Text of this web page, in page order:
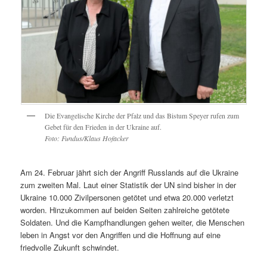
Die Evangelische Kirche der Pfalz und das Bistum Speyer rufen zum
Gebet für den Frieden in der Ukraine auf.
Foto: Fundus/Klaus Hofacker
Am 24. Februar jährt sich der Angriff Russlands auf die Ukraine
zum zweiten Mal. Laut einer Statistik der UN sind bisher in der
Ukraine 10.000 Zivilpersonen getötet und etwa 20.000 verletzt
worden. Hinzukommen auf beiden Seiten zahlreiche getötete
Soldaten. Und die Kampfhandlungen gehen weiter, die Menschen
leben in Angst vor den Angriffen und die Hoffnung auf eine
friedvolle Zukunft schwindet.